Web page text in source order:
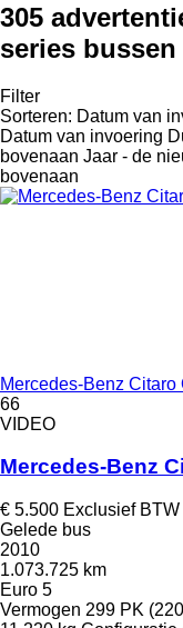
305
series bussen
Filter
Sorteren: Datum van
Datum van invoering
bovenaan Jaar - de
bovenaan
Mercedes-Benz
66
VIDEO
Mercedes-Benz
€ 5.500 Exclusief BTW
Gelede bus
2010
1.073.725 km
Euro 5
Vermogen 299 PK